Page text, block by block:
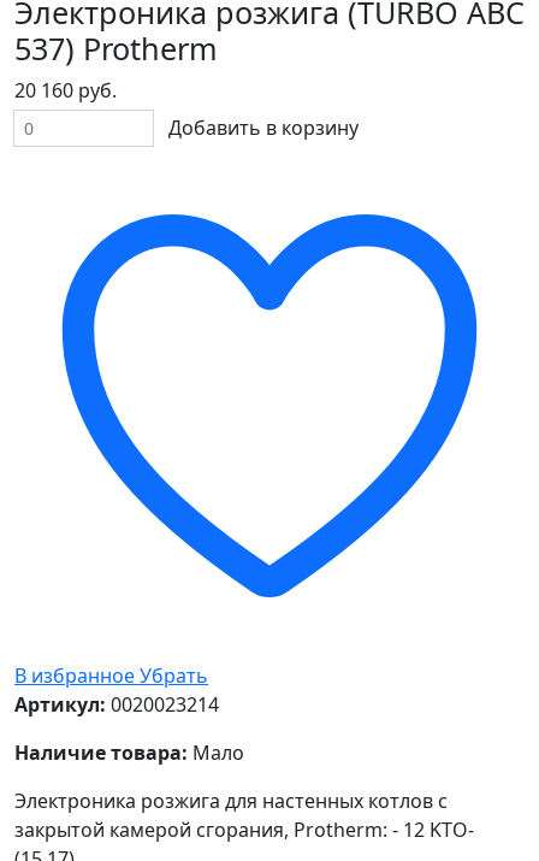
Электроника розжига (ТURBO ABC
537) Protherm
20 160 руб.
Добавить в корзину
В избранноеУбрать
Артикул: 0020023214
Наличие товара: Мало
Электроника розжига для настенных котлов с
закрытой камерой сгорания, Protherm: - 12 KTO-